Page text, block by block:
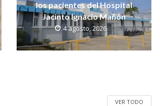
los pacientes del Hospital
Jacinto Ignacio Mañón
4 agosto, 2026
VER TODO